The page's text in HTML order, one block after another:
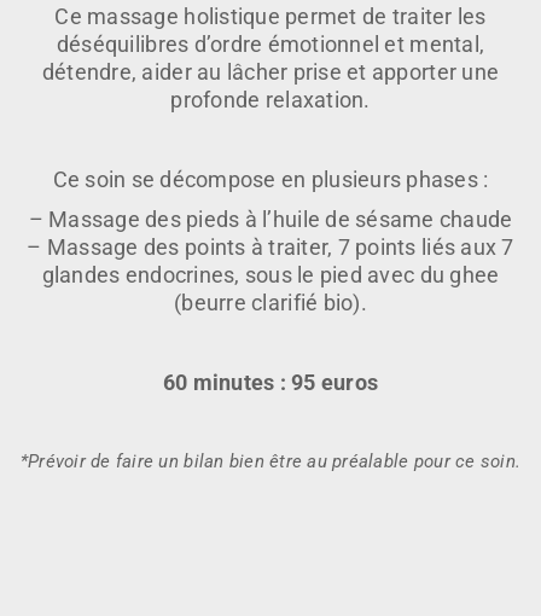
Ce massage holistique permet de traiter les
déséquilibres d’ordre émotionnel et mental,
détendre, aider au lâcher prise et apporter une
profonde relaxation.
Ce soin se décompose en plusieurs phases :
– Massage des pieds à l’huile de sésame chaude
– Massage des points à traiter, 7 points liés aux 7
glandes endocrines, sous le pied avec du ghee
(beurre clarifié bio).
60 minutes : 95 euros
*Prévoir de faire un bilan bien être au préalable pour ce soin.